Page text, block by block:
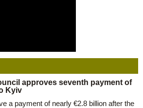
approves seventh payment of
Kyiv
a payment of nearly €2.8 billion after the